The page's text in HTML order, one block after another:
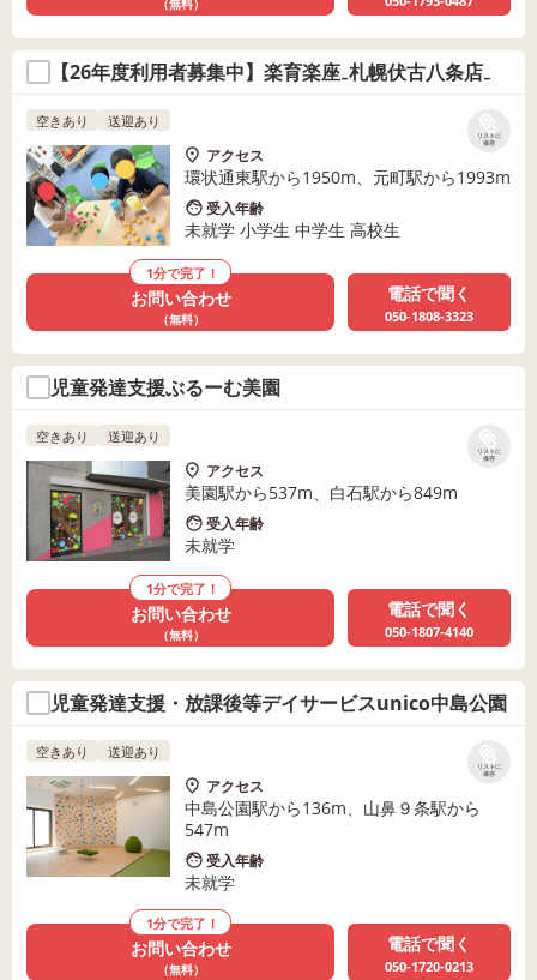
（無料）
【26年度利用者募集中】楽育楽座₋札幌伏古八条店₋
リストに
保存
空きあり 送迎あり
アクセス
環状通東駅から1950m、元町駅から1993m
受入年齢
未就学 小学生 中学生 高校生
1分で完了！
お問い合わせ
（無料）
電話で聞く
050-1808-3323
児童発達支援ぶるーむ美園
リストに
保存
空きあり 送迎あり
アクセス
美園駅から537m、白石駅から849m
受入年齢
未就学
1分で完了！
お問い合わせ
（無料）
電話で聞く
050-1807-4140
児童発達支援・放課後等デイサービスunico中島公園
リストに
保存
空きあり 送迎あり
アクセス
中島公園駅から136m、山鼻９条駅から
547m
受入年齢
未就学
1分で完了！
お問い合わせ
（無料）
電話で聞く
050-1720-0213